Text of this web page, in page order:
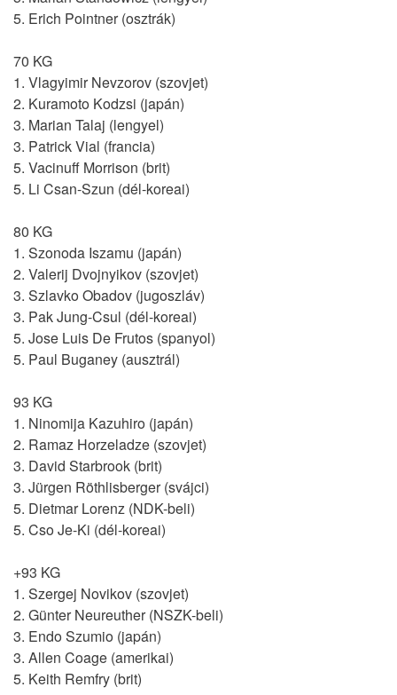
5. Erich Pointner (osztrák)
70 KG
1. Vlagyimir Nevzorov (szovjet)
2. Kuramoto Kodzsi (japán)
3. Marian Talaj (lengyel)
3. Patrick Vial (francia)
5. Vacinuff Morrison (brit)
5. Li Csan-Szun (dél-koreai)
80 KG
1. Szonoda Iszamu (japán)
2. Valerij Dvojnyikov (szovjet)
3. Szlavko Obadov (jugoszláv)
3. Pak Jung-Csul (dél-koreai)
5. Jose Luis De Frutos (spanyol)
5. Paul Buganey (ausztrál)
93 KG
1. Ninomija Kazuhiro (japán)
2. Ramaz Horzeladze (szovjet)
3. David Starbrook (brit)
3. Jürgen Röthlisberger (svájci)
5. Dietmar Lorenz (NDK-beli)
5. Cso Je-Ki (dél-koreai)
+93 KG
1. Szergej Novikov (szovjet)
2. Günter Neureuther (NSZK-beli)
3. Endo Szumio (japán)
3. Allen Coage (amerikai)
5. Keith Remfry (brit)